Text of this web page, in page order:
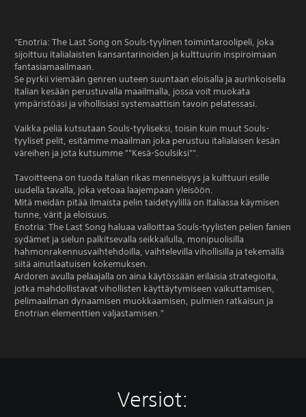
"Enotria: The Last Song on Souls-tyylinen toimintaroolipeli, joka
sijoittuu italialaisten kansantarinoiden ja kulttuurin inspiroimaan
fantasiamaailmaan.
Se pyrkii viemään genren uuteen suuntaan eloisalla ja aurinkoisella
Italian kesään perustuvalla maailmalla, jossa voit muokata
ympäristöäsi ja vihollisiasi systemaattisin tavoin pelatessasi.
Vaikka peliä kutsutaan Souls-tyyliseksi, toisin kuin muut Souls-
tyyliset pelit, esitämme maailman joka perustuu italialaisen kesän
väreihen ja jota kutsumme ""Kesä-Soulsiksi"".
Tavoitteena on tuoda Italian rikas menneisyys ja kulttuuri esille
uudella tavalla, joka vetoaa laajempaan yleisöön.
Mitä meidän pitää ilmaista pelin taidetyylillä on Italiassa käymisen
tunne, värit ja eloisuus.
Enotria: The Last Song haluaa valloittaa Souls-tyylisten pelien fanien
sydämet ja sielun palkitsevalla seikkailulla, monipuolisilla
hahmonrakennusvaihtehdoilla, vaihtelevilla vihollisilla ja tekemällä
siitä ainutlaatuisen kokemuksen.
Ardoren avulla pelaajalla on aina käytössään erilaisia strategioita,
jotka mahdollistavat vihollisten käyttäytymiseen vaikuttamisen,
pelimaailman dynaamisen muokkaamisen, pulmien ratkaisun ja
Enotrian elementtien valjastamisen."
Versiot: